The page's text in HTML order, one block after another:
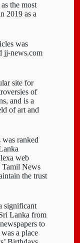
the most
2019 as a
was
jj-news.com
site for
of
and is a
of art and
ranked
web
Tamil News
the trust
significant
Lanka from
to
a place